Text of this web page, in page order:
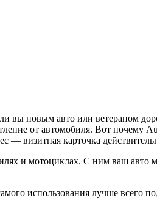
вы новым авто или ветераном
от автомобиля. Вот почему
— визитная карточка
и мотоциклах. С ним ваш авто
использования лучше всего